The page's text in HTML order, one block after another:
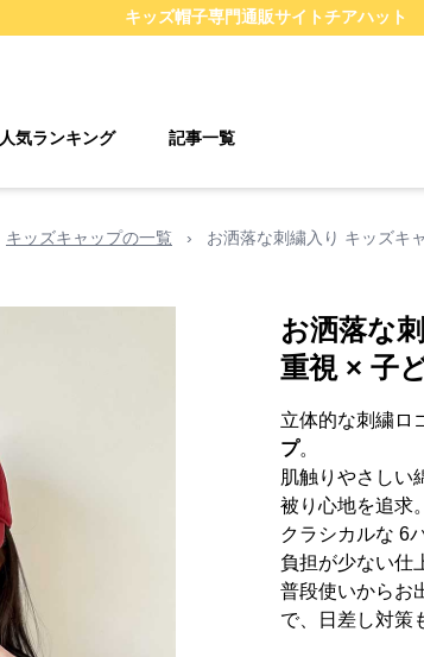
キッズ帽子専門通販サイトチアハット
人気ランキング 記事一覧
キッズキャップの一覧 › お洒落な刺繍入り キッズキ
お洒落な
重視 × 子
立体的な刺繍ロ
プ。
肌触りやさしい
被り心地を追求。
クラシカルな 6
負担が少ない仕
普段使いからお
で、日差し対策